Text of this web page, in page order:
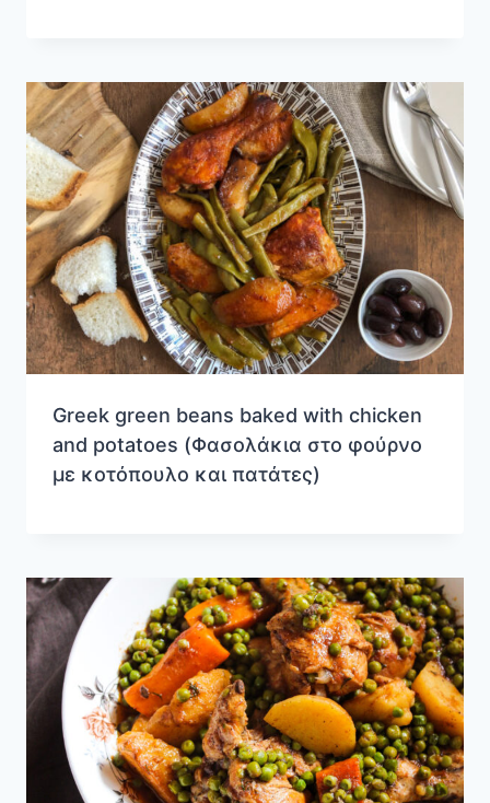
Greek green beans baked with chicken
and potatoes (Φασολάκια στο φούρνο
με κοτόπουλο και πατάτες)